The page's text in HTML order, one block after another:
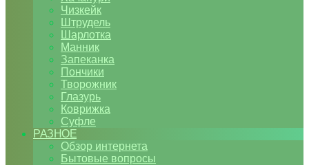
Чизкейк
Штрудель
Шарлотка
Манник
Запеканка
Пончики
Творожник
Глазурь
Коврижка
Суфле
РАЗНОЕ
Обзор интернета
Бытовые вопросы